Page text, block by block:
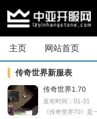
主页 网站首页
传奇世界新服表
传奇世界1.70
发布时间：01-31